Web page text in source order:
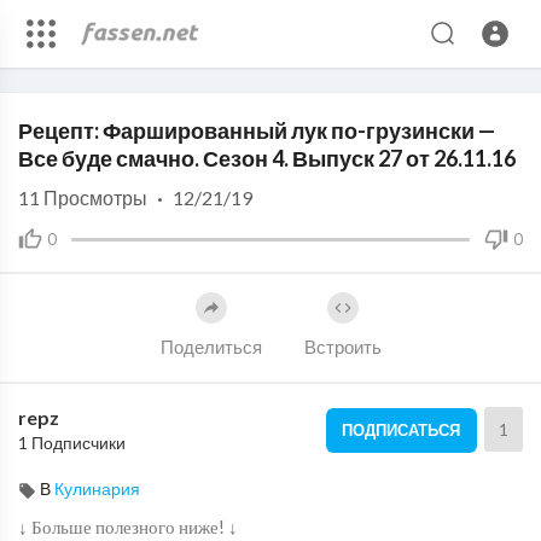
Download File: https://www.youtube.com/watch?v=bqEZnG2fMck
Рецепт: Фаршированный лук по-грузински —
Все буде смачно. Сезон 4. Выпуск 27 от 26.11.16
0 0
11 Просмотры · 12/21/19
Поделиться Встроить
repz
1 Подписчики
ПОДПИСАТЬСЯ 1
В Кулинария
↓ Больше полезного ниже! ↓